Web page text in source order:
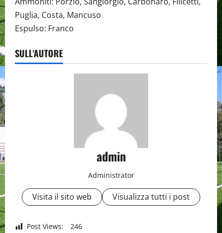
Puglia, Costa, Mancuso
Espulso: Franco
SULL'AUTORE
admin
Administrator
Visita il sito web Visualizza tutti i post
Post Views: 246